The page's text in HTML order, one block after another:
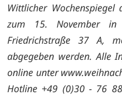
Wittlicher
zum 15. November in
Friedrichstraße 37 A,
abgegeben werden. Alle
online unter
Hotline +49 (0)30 - 76